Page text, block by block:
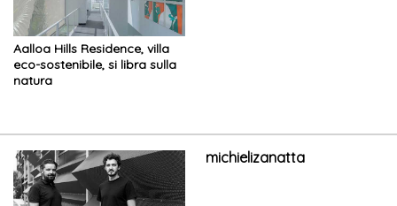
Aalloa Hills Residence, villa
eco-sostenibile, si libra sulla
natura
michielizanatta